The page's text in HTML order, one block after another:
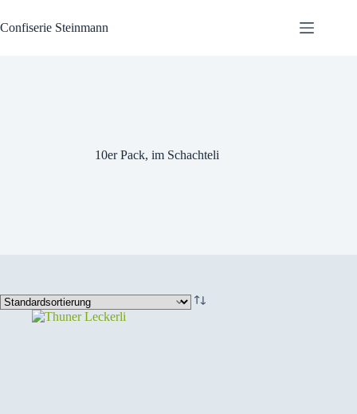
Inhalt
springen
Confiserie Steinmann
10er Pack, im Schachteli